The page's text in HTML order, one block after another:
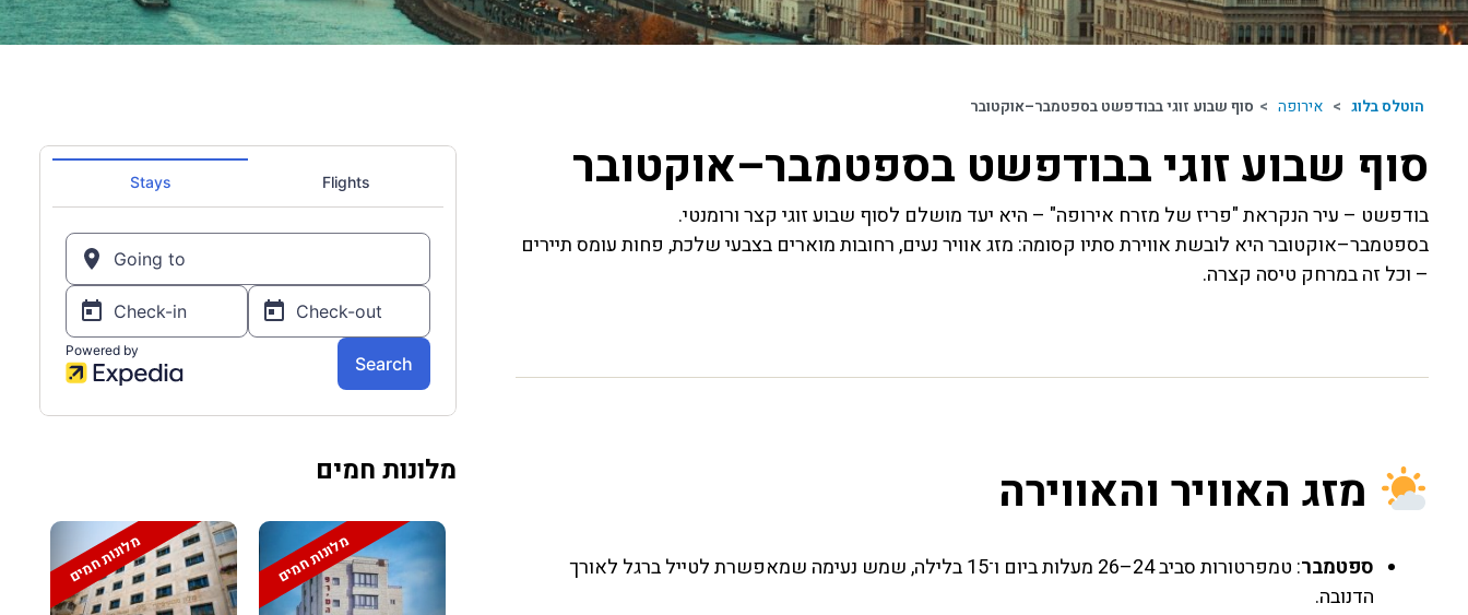
הוטלס בלוג > אירופה > סוף שבוע זוגי בבודפשט בספטמבר–אוקטובר
מלונות חמים
מלונות חמים מלונות חמים
סוף שבוע זוגי בבודפשט בספטמבר–אוקטובר
בודפשט – עיר הנקראת "פריז של מזרח אירופה" – היא יעד מושלם לסוף שבוע זוגי קצר ורומנטי.
בספטמבר–אוקטובר היא לובשת אווירת סתיו קסומה: מזג אוויר נעים, רחובות מוארים בצבעי שלכת, פחות עומס תיירים
– וכל זה במרחק טיסה קצרה.
מזג האוויר והאווירה
ספטמבר
: טמפרטורות סביב 24–26 מעלות ביום ו־15 בלילה, שמש נעימה שמאפשרת לטייל ברגל לאורך
הדנובה.